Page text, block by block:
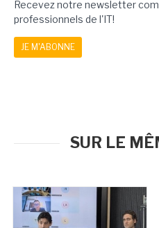
Recevez notre newsletter
professionnels de l'IT!
JE M'ABONNE
SUR LE